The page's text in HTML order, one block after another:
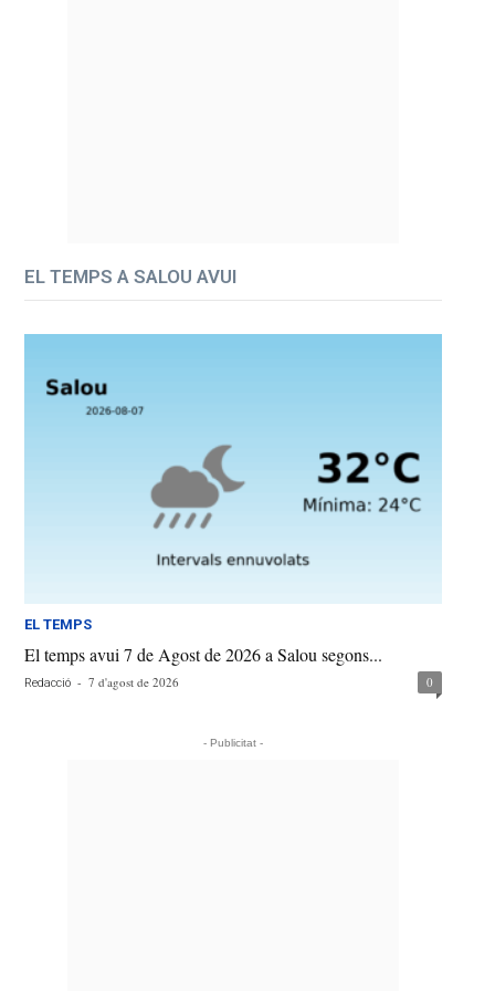
EL TEMPS A SALOU AVUI
EL TEMPS
El temps avui 7 de Agost de 2026 a Salou segons...
Redacció - 7 d'agost de 2026 0
- Publicitat -